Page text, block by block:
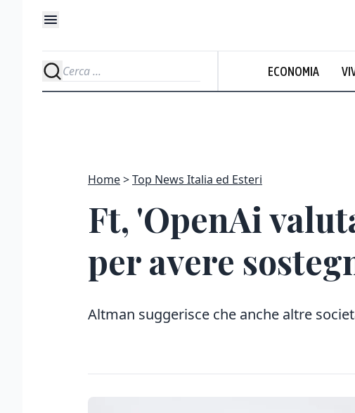
ECONOMIA
Home Top News Italia ed Esteri
Ft, 'OpenAi
per avere
Altman suggerisce che anche altre